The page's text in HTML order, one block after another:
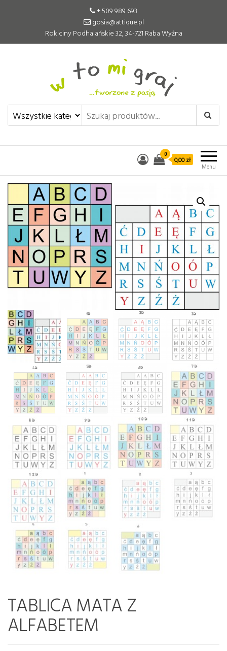
+ 509 989 693
gosia@attique.pl
Rokiciny Podhalańskie 32, 34-721 Raba Wyżna
W to mi graj
Pomoce edukacyjne tworzone z
pasją
Menu
0
0,00 zł
TABLICA MATA Z
ALFABETEM